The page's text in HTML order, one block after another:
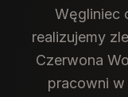
Węgliniec
realizujemy
Czerwona
pracowni